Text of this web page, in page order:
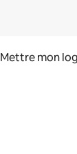
Mettre mon